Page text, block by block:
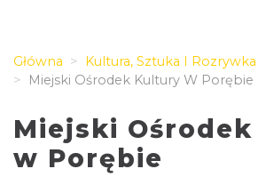
Główna
Kultura, Sztuka I Rozrywka
Miejski Ośrodek Kultury W Porębie
Miejski
w Porębie